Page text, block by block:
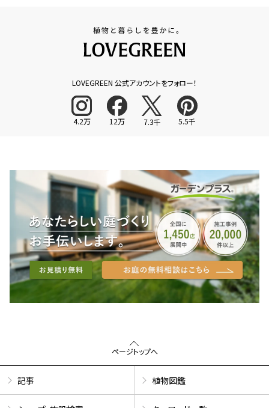
LOVEGREEN 公式アカウントをフォロー！
4.2万 12万 7.3千 5.5千
ページトップへ
記事 植物図鑑